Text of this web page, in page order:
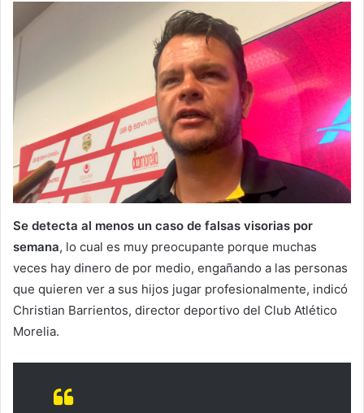
Se detecta al menos un caso de falsas visorias por
semana, lo cual es muy preocupante porque muchas
veces hay dinero de por medio, engañando a las personas
que quieren ver a sus hijos jugar profesionalmente, indicó
Christian Barrientos, director deportivo del Club Atlético
Morelia.